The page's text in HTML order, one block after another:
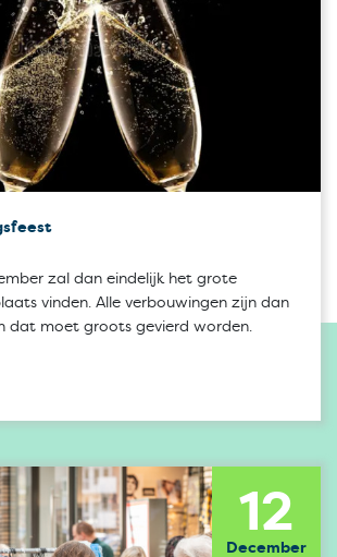
zal dan eindelijk het grote
vinden. Alle verbouwingen zijn dan
dat moet groots gevierd worden.
12
December